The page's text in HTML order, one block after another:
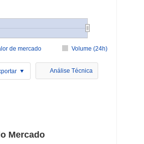
de mercado Volume (24h)
Análise Técnica
Mercado